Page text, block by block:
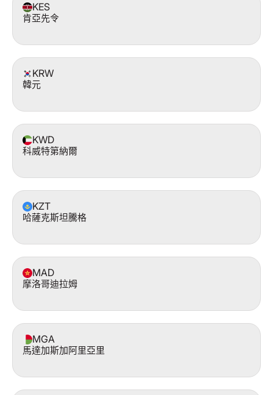
KES
肯亞先令
KRW
韓元
KWD
科威特第納爾
KZT
哈薩克斯坦騰格
MAD
摩洛哥迪拉姆
MGA
馬達加斯加阿里亞里